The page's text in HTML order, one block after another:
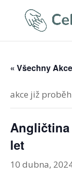
« Všechny Akce
akce již
Angličtina
let
10 dubna,